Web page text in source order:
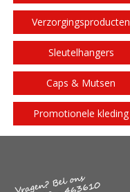
Verzorgingsproducten
Sleutelhangers
Caps & Mutsen
Promotionele kleding